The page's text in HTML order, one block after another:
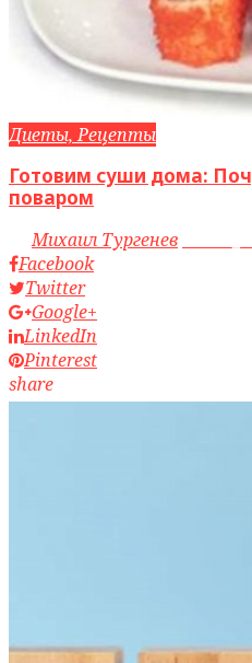
Диеты, Рецепты
Готовим суши дома:
поваром
byМихаил Тургенев
Facebook
Twitter
Google+
LinkedIn
Pinterest
share